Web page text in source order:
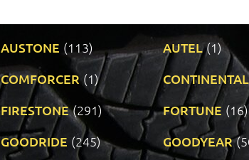
AUSTONE (113) AUTEL (1)
COMFORCER (1) CONTINENTAL
FIRESTONE (291) FORTUNE (16)
GOODRIDE (245) GOODYEAR